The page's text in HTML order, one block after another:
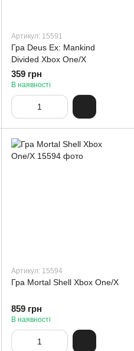
Артикул: 15591
Гра Deus Ex: Mankind
Divided Xbox One/X
359 грн
В наявності
Артикул: 15594
Гра Mortal Shell Xbox One/X
859 грн
В наявності